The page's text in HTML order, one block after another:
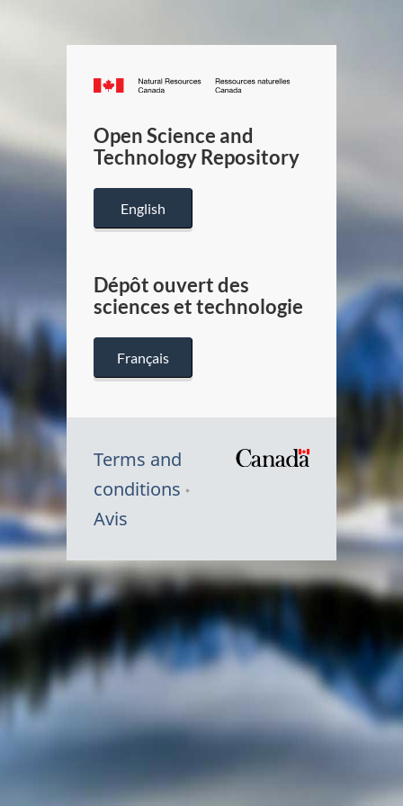
Canada.ca
/
Canada
Open Science and
Technology Repository
English
Dépôt ouvert des
sciences et technologie
Français
Terms and
conditions
Avis
Symbole
du
Canada